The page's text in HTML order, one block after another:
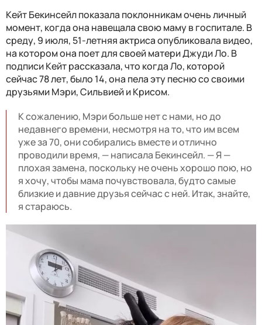
Кейт Бекинсейл показала поклонникам очень личный
момент, когда она навещала свою маму в госпитале. В
среду, 9 июля, 51-летняя актриса опубликовала видео,
на котором она поет для своей матери Джуди Ло. В
подписи Кейт рассказала, что когда Ло, которой
сейчас 78 лет, было 14, она пела эту песню со своими
друзьями Мэри, Сильвией и Крисом.
К сожалению, Мэри больше нет с нами, но до
недавнего времени, несмотря на то, что им всем
уже за 70, они собирались вместе и отлично
проводили время, — написала Бекинсейл. — Я —
плохая замена, поскольку не очень хорошо пою, но
я хочу, чтобы мама почувствовала, будто самые
близкие и давние друзья сейчас с ней. Итак, знайте,
я стараюсь.